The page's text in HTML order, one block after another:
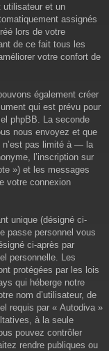
utilisateur et un
assignés
lors de votre
de ce fait tous les
votre confort de
également créer
qui est prévu pour
phpBB. La seconde
nous envoyez et que
pas limité à — la
l’inscription sur
») et les messages
votre connexion
unique (désigné ci-
passe personnel vous
ci-après par
personnelle. Les
protégées par les lois
qui héberge notre
nom d’utilisateur, de
requis par « Autodiva »
à la seule
pouvez contrôler
rendre publiques ou